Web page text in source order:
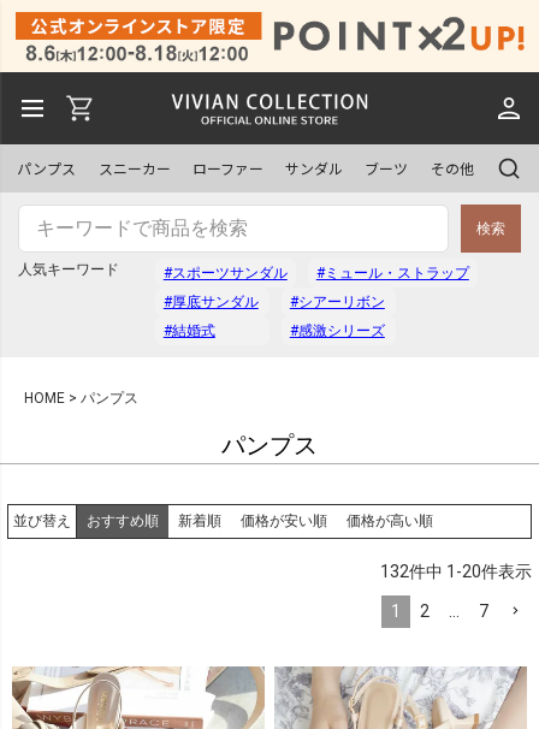
パンプス スニーカー ローファー サンダル ブーツ その他
検索
人気キーワード #スポーツサンダル
#ミュール・ストラップ
#厚底サンダル
#シアーリボン
#結婚式
#感激シリーズ
HOME パンプス
パンプス
並び替え おすすめ順 新着順 価格が安い順 価格が高い順
132件中 1 -20件表示
1 2 7